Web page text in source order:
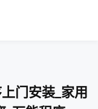
门安装_家用